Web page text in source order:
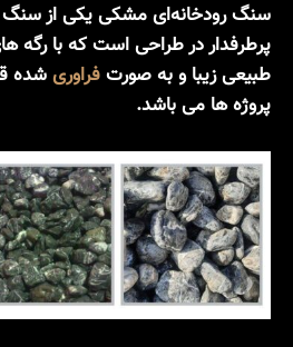
سنگ رودخانه‌ای مشکی یکی از سنگ
پرطرفدار در طراحی است که با رگه
طبیعی زیبا و به صورتفراوریشده
پروژه ها می باشد.